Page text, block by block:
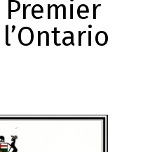
Premier